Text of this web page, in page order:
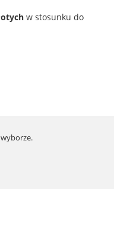
w stosunku do